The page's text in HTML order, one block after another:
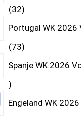
32
Portugal WK
73
Spanje WK 2026
Engeland WK